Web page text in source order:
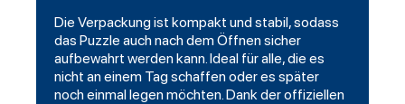
Die Verpackung ist kompakt und stabil, sodass
das Puzzle auch nach dem Öffnen sicher
aufbewahrt werden kann. Ideal für alle, die es
nicht an einem Tag schaffen oder es später
noch einmal legen möchten. Dank der offiziellen